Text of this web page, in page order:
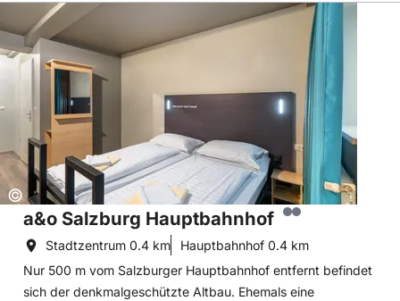
Copyright:
©
a&o Salzburg Hauptbahnhof
Stadtzentrum 0.4 km Hauptbahnhof 0.4 km
Nur 500 m vom Salzburger Hauptbahnhof entfernt befindet
sich der denkmalgeschützte Altbau. Ehemals eine
Hoteldetails: a&o Salzburg Hauptbahnhof